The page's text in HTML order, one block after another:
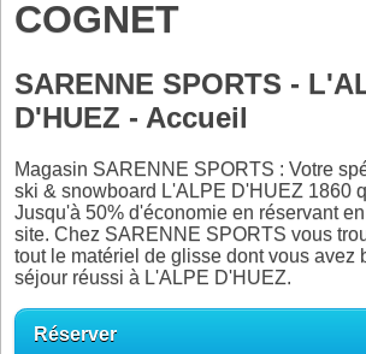
COGNET
SARENNE SPORTS -
D'HUEZ - Accueil
Magasin SARENNE SPORTS : Votre
ski & snowboard L'ALPE D'HUEZ 1860
Jusqu'à 50% d'économie en réservant
site. Chez SARENNE SPORTS vous
tout le matériel de glisse dont vous avez
séjour réussi à L'ALPE D'HUEZ.
Réserver